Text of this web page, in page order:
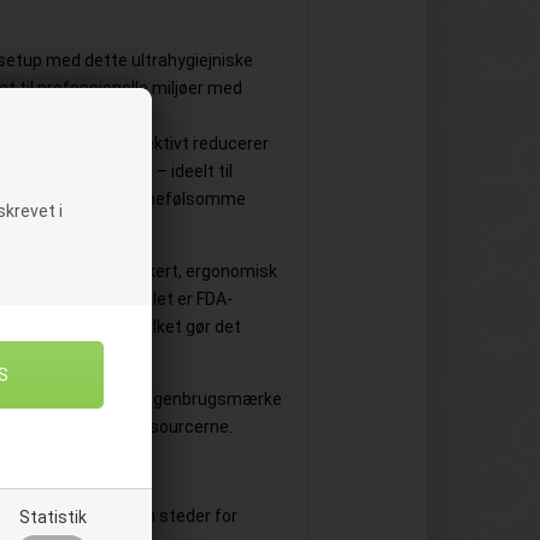
i
Statistik
med dette ultrahygiejniske
til professionelle miljøer med
hvilket effektivt reducerer
– ideelt til
og andre hygiejnefølsomme
ribber giver et sikkert, ergonomisk
fedtede. Materialet er FDA-
gaffel egnet, hvilket gør det
som Andet plast
(genbrugsmærke
udnyttelse af ressourcerne.
samlinger
– ingen steder for